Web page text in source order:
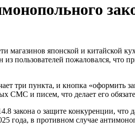
пользователей пожаловался, что
три пункта, и кнопка «оформить
СМС и писем, что делает его
закона о защите конкуренции, что
года, в противном случае